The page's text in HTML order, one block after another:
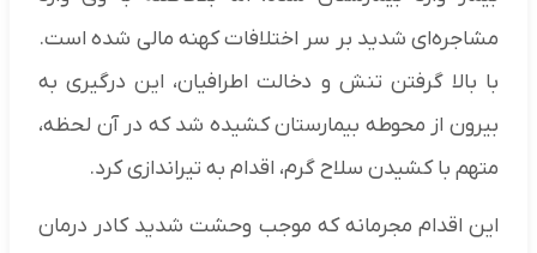
مشاجره‌ای شدید بر سر اختلافات کهنه مالی شده است.
با بالا گرفتن تنش و دخالت اطرافیان، این درگیری به
بیرون از محوطه بیمارستان کشیده شد که در آن لحظه،
متهم با کشیدن سلاح گرم، اقدام به تیراندازی کرد.
این اقدام مجرمانه که موجب وحشت شدید کادر درمان